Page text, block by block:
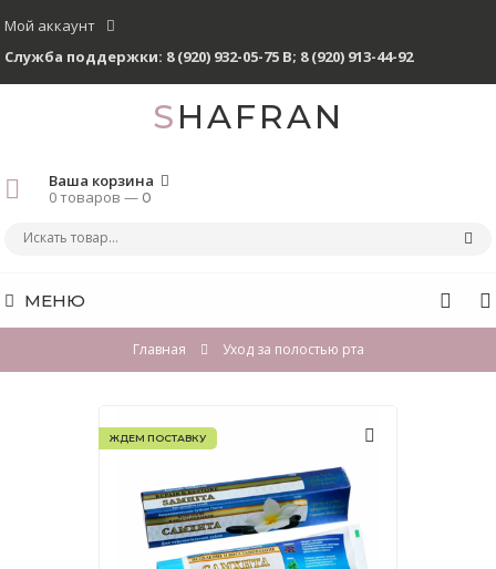
Мой аккаунт
Служба поддержки: 8 (920) 932-05-75 В; 8 (920) 913-44-92
SHAFRAN
Ваша корзина
0 товаров —0
МЕНЮ
Главная Уход за полостью рта
ЖДЕМ ПОСТАВКУ